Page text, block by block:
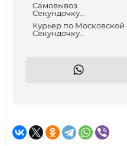
Самовывоз
Секундочку...
Курьер по Московской
Секундочку...